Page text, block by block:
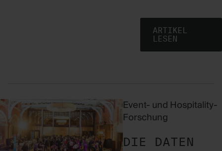
ARTIKEL
LESEN
Event- und Hospitality-
Forschung
DIE DATEN